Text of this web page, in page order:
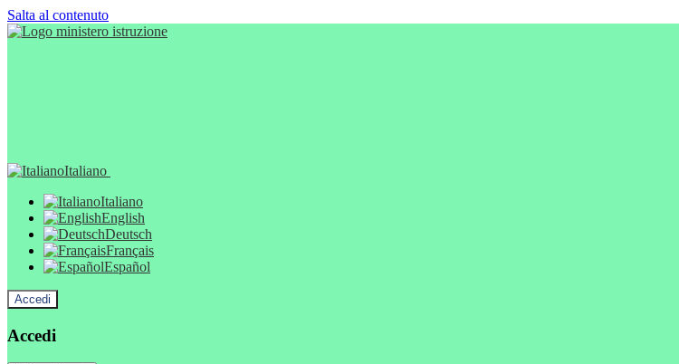
Salta al contenuto
Italiano
Italiano
English
Deutsch
Français
Español
Accedi
Accedi